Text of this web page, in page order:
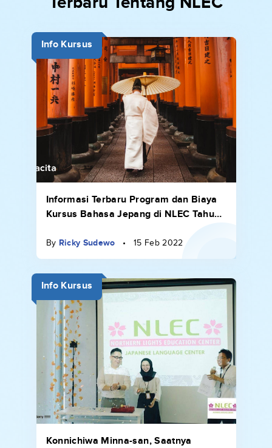
Info Kursus
Informasi Terbaru Program dan Biaya
Kursus Bahasa Jepang di NLEC Tahun
By Ricky Sudewo • 15 Feb 2022
Info Kursus
Konnichiwa Minna-san, Saatnya